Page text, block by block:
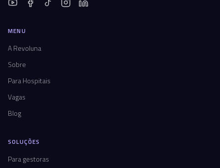
MENU
A Revoluna
Sobre
Para Hospitais
Vagas
Blog
SOLUÇÕES
Para gestoras